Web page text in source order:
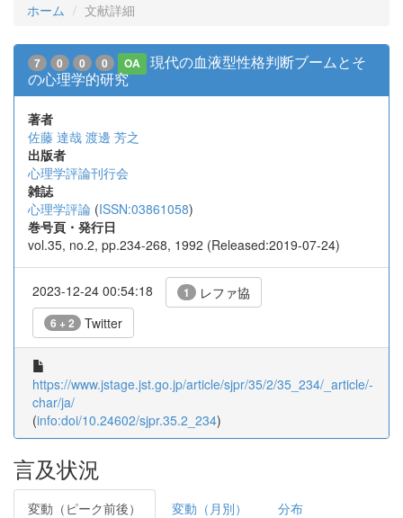
ホーム 文献詳細
7 0 0 0 OA
現代の血液型性格判断ブームとそ
の心理学的研究
著者
佐藤 達哉 渡邊 芳之
出版者
心理学評論刊行会
雑誌
心理学評論 (ISSN:03861058)
巻号頁・発行日
vol.35, no.2, pp.234-268, 1992 (Released:2019-07-24)
2023-12-24 00:54:18 1 レファ協
6 + 2 Twitter
https://www.jstage.jst.go.jp/article/sjpr/35/2/35_234/_article/-
char/ja/
(info:doi/10.24602/sjpr.35.2_234)
言及状況
変動（ピーク前後） 変動（月別） 分布